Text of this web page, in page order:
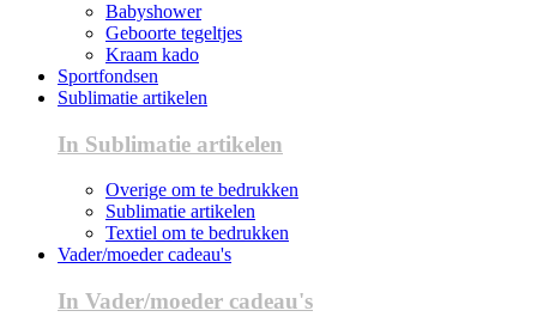
Babyshower
Geboorte tegeltjes
Kraam kado
Sportfondsen
Sublimatie artikelen
In Sublimatie artikelen
Overige om te bedrukken
Sublimatie artikelen
Textiel om te bedrukken
Vader/moeder cadeau's
In Vader/moeder cadeau's